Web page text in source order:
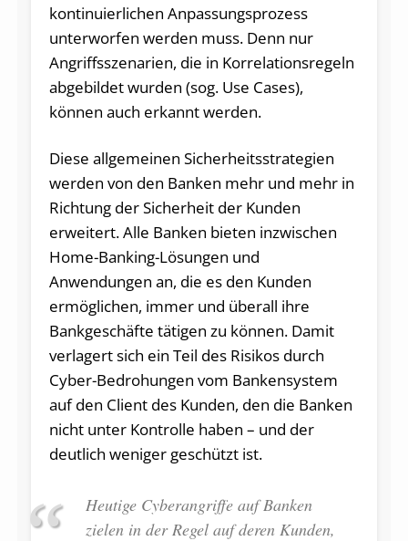
kontinuierlichen Anpassungsprozess
unterworfen werden muss. Denn nur
Angriffsszenarien, die in Korrelationsregeln
abgebildet wurden (sog. Use Cases),
können auch erkannt werden.
Diese allgemeinen Sicherheitsstrategien
werden von den Banken mehr und mehr in
Richtung der Sicherheit der Kunden
erweitert. Alle Banken bieten inzwischen
Home-Banking-Lösungen und
Anwendungen an, die es den Kunden
ermöglichen, immer und überall ihre
Bankgeschäfte tätigen zu können. Damit
verlagert sich ein Teil des Risikos durch
Cyber-Bedrohungen vom Bankensystem
auf den Client des Kunden, den die Banken
nicht unter Kontrolle haben – und der
deutlich weniger geschützt ist.
Heutige Cyberangriffe auf Banken
zielen in der Regel auf deren Kunden,